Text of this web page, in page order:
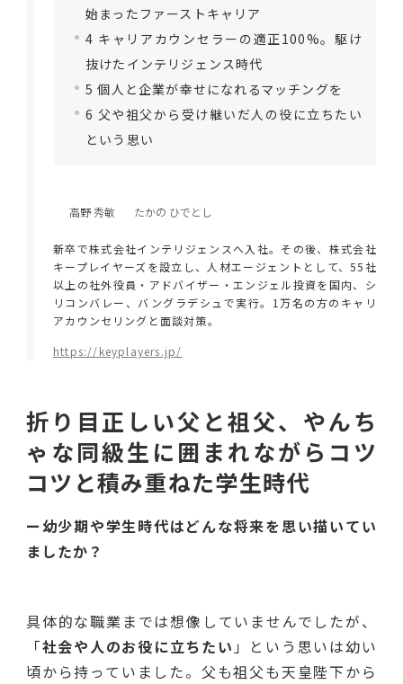
始まったファーストキャリア
4 キャリアカウンセラーの適正100%。駆け
抜けたインテリジェンス時代
5 個人と企業が幸せになれるマッチングを
6 父や祖父から受け継いだ人の役に立ちたい
という思い
高野 秀敏 たかの ひでとし
新卒で株式会社インテリジェンスへ入社。その後、株式会社
キープレイヤーズを設立し、人材エージェントとして、55社
以上の社外役員・アドバイザー・エンジェル投資を国内、シ
リコンバレー、バングラデシュで実行。1万名の方のキャリ
アカウンセリングと面談対策。
https://keyplayers.jp/
折り目正しい父と祖父、やんち
ゃな同級生に囲まれながらコツ
コツと積み重ねた学生時代
ー幼少期や学生時代はどんな将来を思い描いてい
ましたか？
具体的な職業までは想像していませんでしたが、
「社会や人のお役に立ちたい 」という思いは幼い
頃から持っていました。父も祖父も天皇陛下から